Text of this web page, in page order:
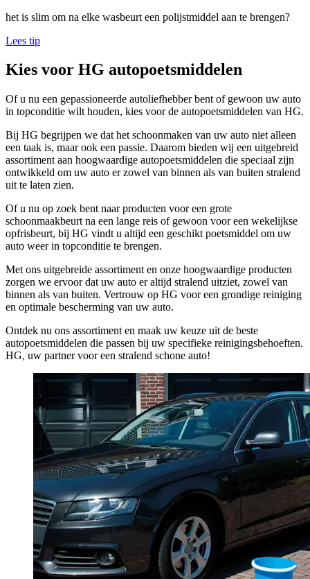
het is slim om na elke wasbeurt een polijstmiddel aan te brengen?
Lees tip
Kies voor HG autopoetsmiddelen
Of u nu een gepassioneerde autoliefhebber bent of gewoon uw auto
in topconditie wilt houden, kies voor de autopoetsmiddelen van HG.
Bij HG begrijpen we dat het schoonmaken van uw auto niet alleen
een taak is, maar ook een passie. Daarom bieden wij een uitgebreid
assortiment aan hoogwaardige autopoetsmiddelen die speciaal zijn
ontwikkeld om uw auto er zowel van binnen als van buiten stralend
uit te laten zien.
Of u nu op zoek bent naar producten voor een grote
schoonmaakbeurt na een lange reis of gewoon voor een wekelijkse
opfrisbeurt, bij HG vindt u altijd een geschikt poetsmiddel om uw
auto weer in topconditie te brengen.
Met ons uitgebreide assortiment en onze hoogwaardige producten
zorgen we ervoor dat uw auto er altijd stralend uitziet, zowel van
binnen als van buiten. Vertrouw op HG voor een grondige reiniging
en optimale bescherming van uw auto.
Ontdek nu ons assortiment en maak uw keuze uit de beste
autopoetsmiddelen die passen bij uw specifieke reinigingsbehoeften.
HG, uw partner voor een stralend schone auto!